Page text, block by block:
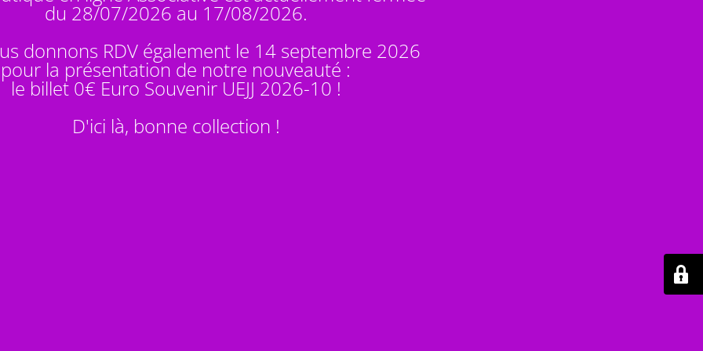
du 28/07/2026 au 17/08/2026.
donnons RDV également le 14 septembre 2026
pour la présentation de notre nouveauté :
le billet 0€ Euro Souvenir UEJJ 2026-10 !
D'ici là, bonne collection !